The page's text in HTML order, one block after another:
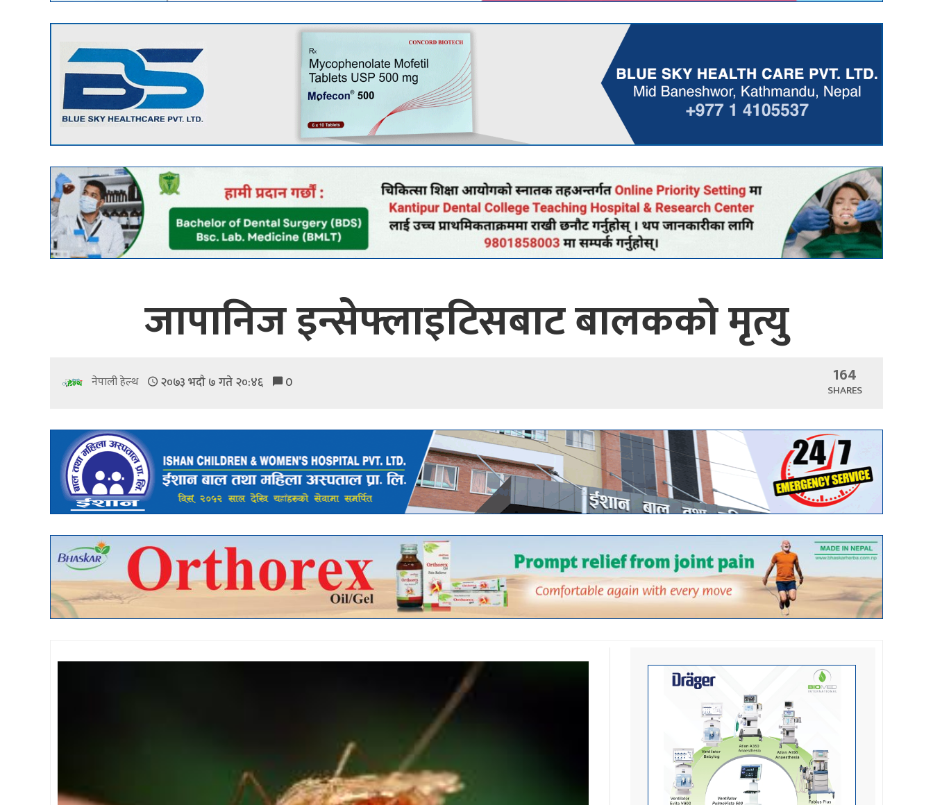
जापानिज इन्सेफ्लाइटिसबाट बालकको मृत्यु
नेपाली हेल्थ २०७३ भदौ ७ गते २०:४६ 0 164
SHARES